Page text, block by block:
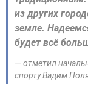
из других
земле.
будет всё
— отметил
спорту Вадим